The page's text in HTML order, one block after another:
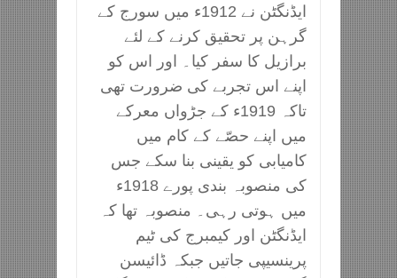
ایڈنگٹن نے 1912ء میں سورج کے
گرہن پر تحقیق کرنے کے لئے
برازیل کا سفر کیا۔ اور اس کو
اپنے اس تجربے کی ضرورت تھی
تاکہ 1919ء کے جڑواں معرکے
میں اپنے حصّے کے کام میں
کامیابی کو یقینی بنا سکے جس
کی منصوبہ بندی پورے 1918ء
میں ہوتی رہی۔ منصوبہ تھا کہ
ایڈنگٹن اور کیمبرج کی ٹیم
پرینسیپی جاتیں جبکہ ڈائیسن